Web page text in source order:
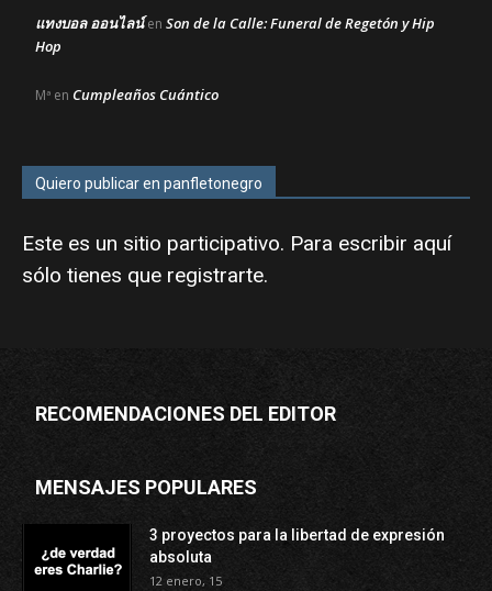
แทงบอล ออนไลน์en Son de la Calle: Funeral de Regetón y Hip
Hop
Mª en Cumpleaños Cuántico
Quiero publicar en panfletonegro
Este es un sitio participativo. Para escribir aquí
sólo tienes que registrarte.
RECOMENDACIONES DEL EDITOR
MENSAJES POPULARES
3 proyectos para la libertad de expresión
absoluta
12 enero, 15